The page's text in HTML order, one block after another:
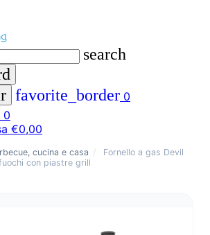
search
favorite_border 0
0
€0,00
cucina e casa /
Fornello a gas Devil
con piastre grill